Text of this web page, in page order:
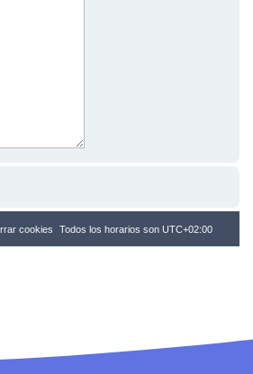
Todos los horarios son UTC+02:00
cookies